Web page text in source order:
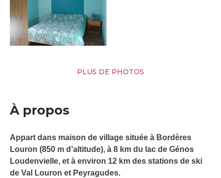
– © ot louron
PLUS DE PHOTOS
À propos
Appart dans maison de village située à Bordères
Louron (850 m d’altitude), à 8 km du lac de Génos
Loudenvielle, et à environ 12 km des stations de ski
de Val Louron et Peyragudes.